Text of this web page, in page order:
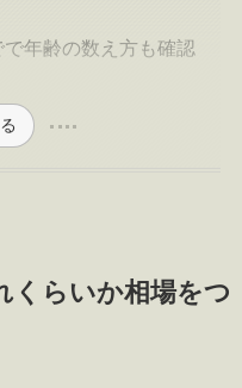
年齢の数え方も確認
くらいか相場をつ